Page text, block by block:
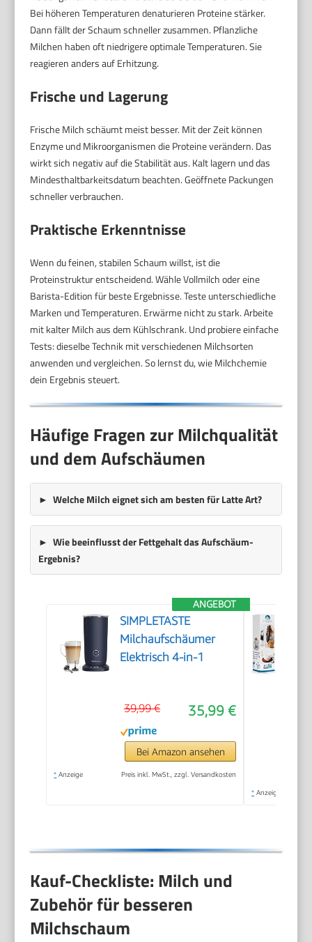
Bei höheren Temperaturen denaturieren Proteine stärker.
Dann fällt der Schaum schneller zusammen. Pflanzliche
Milchen haben oft niedrigere optimale Temperaturen. Sie
reagieren anders auf Erhitzung.
Frische und Lagerung
Frische Milch schäumt meist besser. Mit der Zeit können
Enzyme und Mikroorganismen die Proteine verändern. Das
wirkt sich negativ auf die Stabilität aus. Kalt lagern und das
Mindesthaltbarkeitsdatum beachten. Geöffnete Packungen
schneller verbrauchen.
Praktische Erkenntnisse
Wenn du feinen, stabilen Schaum willst, ist die
Proteinstruktur entscheidend. Wähle Vollmilch oder eine
Barista-Edition für beste Ergebnisse. Teste unterschiedliche
Marken und Temperaturen. Erwärme nicht zu stark. Arbeite
mit kalter Milch aus dem Kühlschrank. Und probiere einfache
Tests: dieselbe Technik mit verschiedenen Milchsorten
anwenden und vergleichen. So lernst du, wie Milchchemie
dein Ergebnis steuert.
Häufige Fragen zur Milchqualität
und dem Aufschäumen
Welche Milch eignet sich am besten für Latte Art?
Wie beeinflusst der Fettgehalt das Aufschäum-
Ergebnis?
ANGEBOT
SIMPLETASTE
Milchaufschäumer
Elektrisch 4-in-1
35,99 €
39,99 €
Bei Amazon ansehen
* Anzeige Preis inkl. MwSt., zzgl. Versandkosten
* Anzeige
Kauf-Checkliste: Milch und
Zubehör für besseren
Milchschaum